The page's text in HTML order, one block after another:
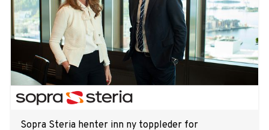
Sopra Steria henter inn ny toppleder for